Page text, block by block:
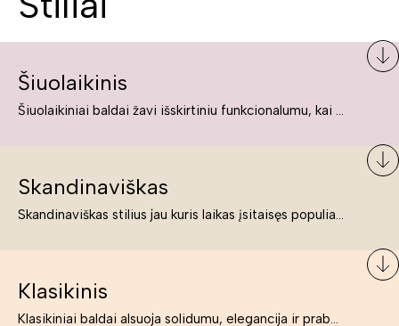
Šiuolaikinis
Šiuolaikiniai baldai žavi išskirtiniu funkcionalumu, kai kurie jų pelnytai net pavadinami meno kūriniais, nes jie tikrai yra išskirtiniai, originalūs ir puikiai atliepiantys į šiuolaikinių žmonių poreikius bei gyvenimo būdo ypatumus.
Skandinaviškas
Skandinaviškas stilius jau kuris laikas įsitaisęs populiariausiųjų sąraše. Namai, butai labai dažnai įrengiami remiantis būtent šio stiliaus ypatumais. Dėl švelnių spalvų, praktiškumo ir estetikos jis masina tuos, kurie neabejingi šviesiem ar neutralių spalvų koloritui, paprastumui, funkcionalumui, natūralumui ir stilingai estetikai. Platų skandinaviškų baldų spektrą rasite „Deinavos baldų“ asortimente.
Klasikinis
Klasikiniai baldai alsuoja solidumu, elegancija ir prabanga. Paprastai jie būna masyvūs, kuria didybės įspūdį. Neabejotinai jie bus geriausias pasirinkimas estetiškam ir rafinuotam klasikiniam namų interjerui. Kartais klasikiniai baldai traktuojami kaip senoviniai, bet tai ne tiesa – klasika yra stilius, neišsemiama elegancija ir rafinuotumas.